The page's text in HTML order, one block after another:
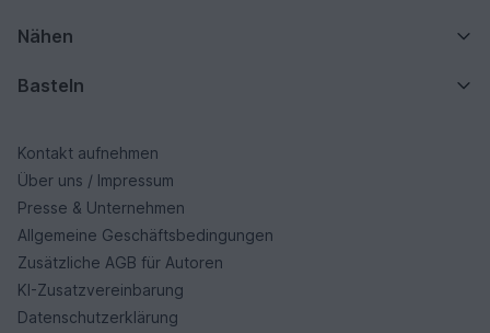
Nähen
Basteln
Kontakt aufnehmen
Über uns / Impressum
Presse & Unternehmen
Allgemeine Geschäftsbedingungen
Zusätzliche AGB für Autoren
KI-Zusatzvereinbarung
Datenschutzerklärung